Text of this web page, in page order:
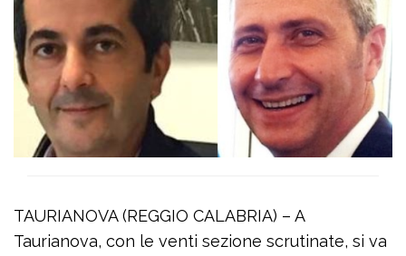
TAURIANOVA (REGGIO CALABRIA) – A
Taurianova, con le venti sezione scrutinate, si va